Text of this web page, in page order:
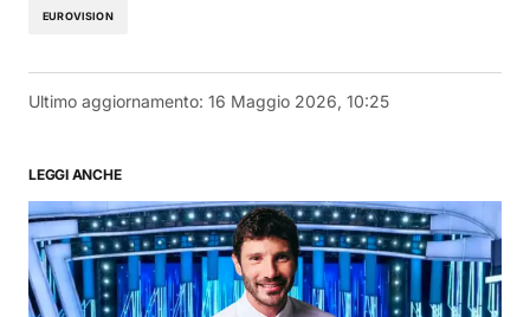
EUROVISION
Ultimo aggiornamento: 16 Maggio 2026, 10:25
LEGGI ANCHE